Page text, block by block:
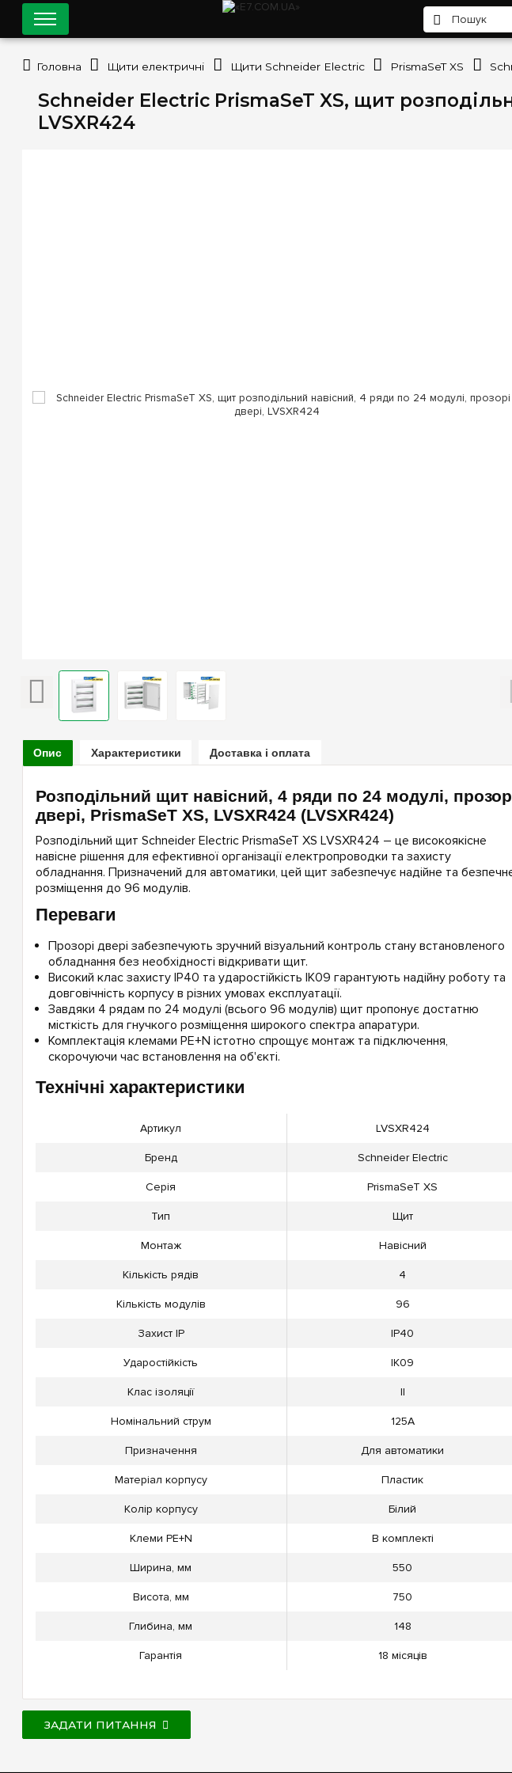
Schneider Electric PrismaSeT XS, щит
LVSXR424
Опис Характеристики Доставка і оплата
Розподільний щит навісний, 4 ряди по 24 модулі,
двері, PrismaSeT XS, LVSXR424 (LVSXR424)
Розподільний щит Schneider Electric PrismaSeT XS LVSXR424 – це високоякісне
навісне рішення для ефективної організації електропроводки та захисту
обладнання. Призначений для автоматики, цей щит забезпечує надійне та
розміщення до 96 модулів.
Переваги
Прозорі двері забезпечують зручний візуальний контроль стану встановленого
обладнання без необхідності відкривати щит.
Високий клас захисту IP40 та ударостійкість IK09 гарантують надійну роботу та
довговічність корпусу в різних умовах експлуатації.
Завдяки 4 рядам по 24 модулі (всього 96 модулів) щит пропонує достатню
місткість для гнучкого розміщення широкого спектра апаратури.
Комплектація клемами PE+N істотно спрощує монтаж та підключення,
скорочуючи час встановлення на об'єкті.
Технічні характеристики
Артикул LVSXR424
Бренд Schneider Electric
Серія PrismaSeT XS
Тип Щит
Монтаж Навісний
Кількість рядів 4
Кількість модулів 96
Захист IP IP40
Ударостійкість IK09
Клас ізоляції ll
Номінальний струм 125А
Призначення Для автоматики
Матеріал корпусу Пластик
Колір корпусу Білий
Клеми PE+N В комплекті
Ширина, мм 550
Висота, мм 750
Глибина, мм 148
Гарантія 18 місяців
ЗАДАТИ ПИТАННЯ
Головна Щити електричні Щити Schneider Electric PrismaSeT XS